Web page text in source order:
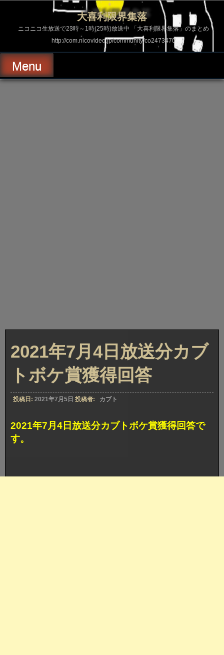
ス
ッ
プ
大喜利限界集落
ニコニコ生放送で23時～1時(25時)放送中 「大喜利限界集落」のまとめ
http://com.nicovideo.jp/community/co2473470
Menu
2021年7月4日放送分カブ
トボケ賞獲得回答
投稿日: 2021年7月5日 投稿者: カブト
2021年7月4日放送分カブトボケ賞獲得回答で
す。